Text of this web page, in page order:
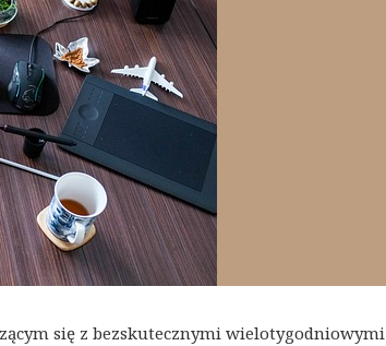
się z bezskutecznymi wielotygodniowymi